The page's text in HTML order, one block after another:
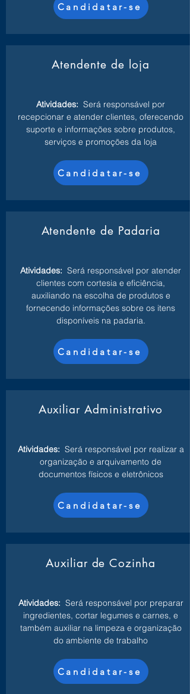
Candidatar-se
Atendente de loja
Atividades: Será responsável por
recepcionar e atender clientes, oferecendo
suporte e informações sobre produtos,
serviços e promoções da loja
Candidatar-se
Atendente de Padaria
Atividades: Será responsável por atender
clientes com cortesia e eficiência,
auxiliando na escolha de produtos e
fornecendo informações sobre os itens
disponíveis na padaria.
Candidatar-se
Auxiliar Administrativo
Atividades: Será responsável por realizar a
organização e arquivamento de
documentos físicos e eletrônicos
Candidatar-se
Auxiliar de Cozinha
Atividades: Será responsável por preparar
ingredientes, cortar legumes e carnes, e
também auxiliar na limpeza e organização
do ambiente de trabalho
Candidatar-se